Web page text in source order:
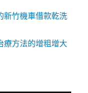
新竹機車借款乾洗
療方法的增粗增大